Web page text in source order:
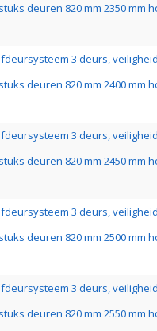
deuren 820 mm 2350 mm
3 deurs,
deuren 820 mm 2400 mm
3 deurs,
deuren 820 mm 2450 mm
3 deurs,
deuren 820 mm 2500 mm
3 deurs,
deuren 820 mm 2550 mm